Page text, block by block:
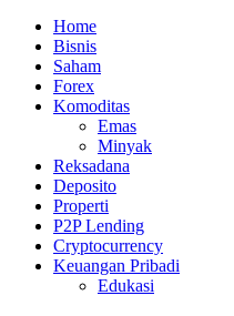
Home
Bisnis
Saham
Forex
Komoditas
Emas
Minyak
Reksadana
Deposito
Properti
P2P Lending
Cryptocurrency
Keuangan Pribadi
Edukasi